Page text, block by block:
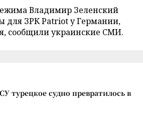
Владимир Зеленский
для ЗРК Patriot у Германии,
сообщили украинские СМИ.
турецкое судно превратилось в